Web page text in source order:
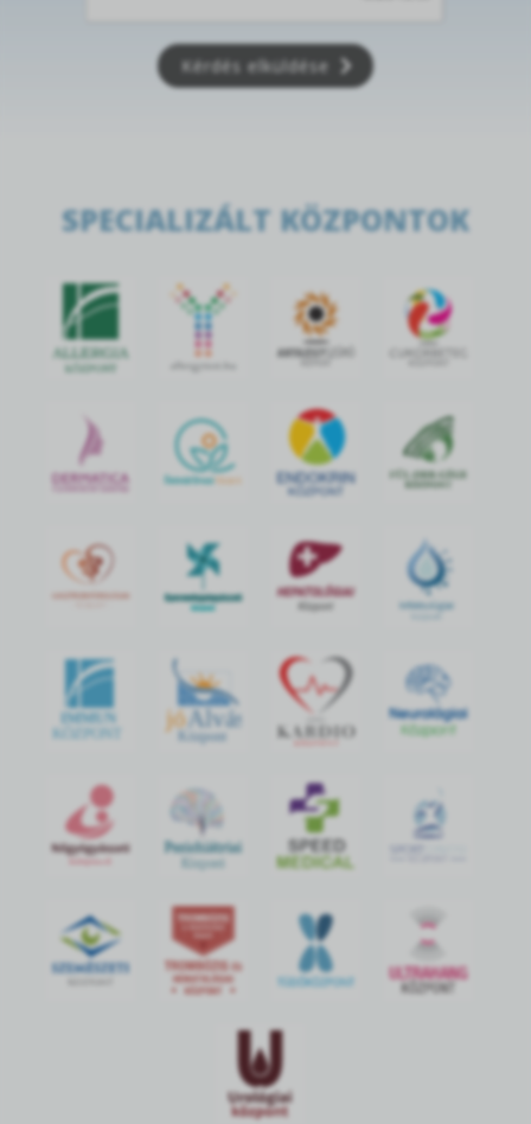
Kérdés elküldése
SPECIALIZÁLT KÖZPONTOK
IMMUN
KÖZPONT
jó Alvás
Központ